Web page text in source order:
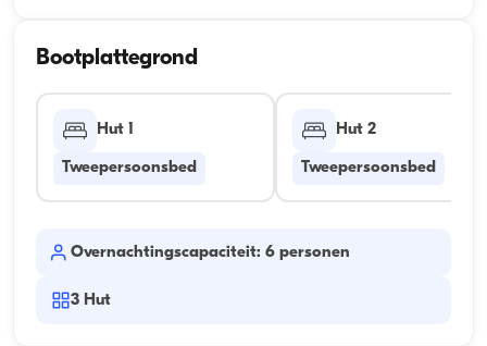
Bootplattegrond
Hut 1
Tweepersoonsbed
Hut 2
Tweepersoonsbed
Overnachtingscapaciteit: 6 personen
3 Hut